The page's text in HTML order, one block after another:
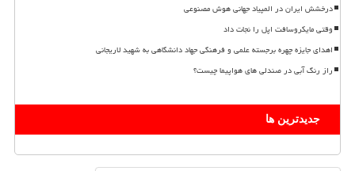
درخشش ایران در المپیاد جهانی هوش مصنوعی
وقتی مایکروسافت اپل را نجات داد
اهدای جایزه چهره برجسته علمی و فرهنگی جهاد دانشگاهی به شهید لاریجانی
راز رنگ آبی در صندلی های هواپیما چیست؟
جدیدترین ها